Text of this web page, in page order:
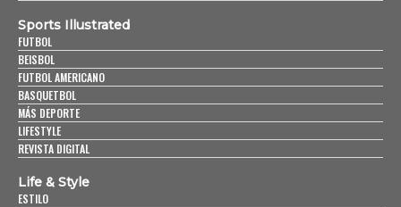
Sports Illustrated
FUTBOL
BEISBOL
FUTBOL AMERICANO
BASQUETBOL
MÁS DEPORTE
LIFESTYLE
REVISTA DIGITAL
Life & Style
ESTILO